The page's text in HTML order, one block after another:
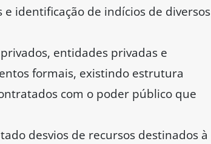
identificação de indícios de diversos
entidades privadas e
formais, existindo estrutura
com o poder público que
desvios de recursos destinados à